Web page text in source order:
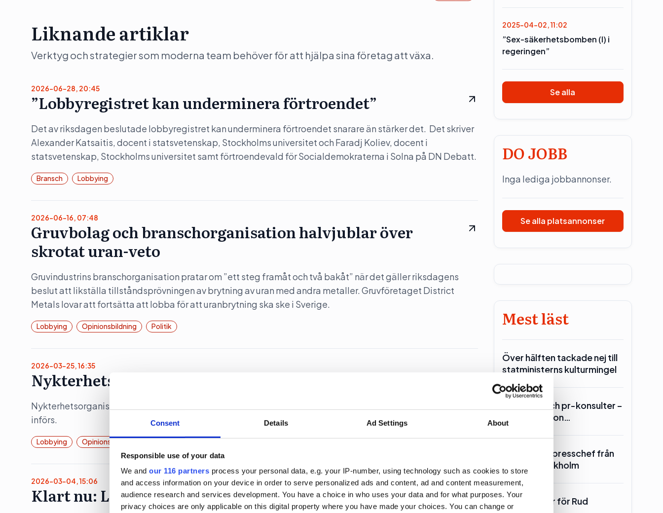
Consent Details Ad Settings About
Responsible use of your data
We and our 116 partners process your personal data, e.g. your IP-number, using technology such as cookies to store
and access information on your device in order to serve personalized ads and content, ad and content measurement,
audience research and services development. You have a choice in who uses your data and for what purposes. Your
privacy choices are only applicable on this digital property where you have made your choices. You can change or
Liknande artiklar
Verktyg och strategier som moderna team behöver för att hjälpa sina företag att växa.
2026-06-28, 20:45
”Lobbyregistret kan underminera förtroendet”
Det av riksdagen beslutade lobbyregistret kan underminera förtroendet snarare än stärker det. Det skriver
Alexander Katsaitis, docent i statsvetenskap, Stockholms universitet och Faradj Koliev, docent i
statsvetenskap, Stockholms universitet samt förtroendevald för Socialdemokraterna i Solna på DN Debatt.
Bransch Lobbying
2026-06-16, 07:48
Gruvbolag och branschorganisation halvjublar över
skrotat uran-veto
Gruvindustrins branschorganisation pratar om ”ett steg framåt och två bakåt” när det gäller riksdagens
beslut att likställa tillståndsprövningen av brytning av uran med andra metaller. Gruvföretaget District
Metals lovar att fortsätta att lobba för att uranbrytning ska ske i Sverige.
Lobbying Opinionsbildning Politik
2026-03-25, 16:35
Nykterhetslobbyn jublar över lobbyregistret
Nykterhetsorganisationen Movendi (tidigare IOGT-NTO, UNF och Junis)b jublar över att lobbyregistret
införs.
Lobbying Opinionsbildning
2026-03-04, 15:06
Klart nu: Lobbyregistret införs under sommaren
2025-04-02, 11:02
”Sex-säkerhetsbomben (l) i
regeringen”
Se alla
DO JOBB
Inga lediga jobbannonser.
Se alla platsannonser
Mest läst
Över hälften tackade nej till
statministerns kulturmingel
Lars Lerin och pr-konsulter –
Ulf Kristersson…
SKR hämtar presschef från
Region Stockholm
700 miljoner för Rud